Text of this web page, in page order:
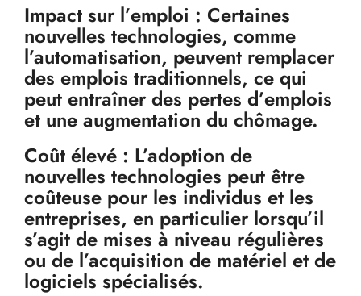
Impact sur l’emploi : Certaines
nouvelles technologies, comme
l’automatisation, peuvent remplacer
des emplois traditionnels, ce qui
peut entraîner des pertes d’emplois
et une augmentation du chômage.
Coût élevé : L’adoption de
nouvelles technologies peut être
coûteuse pour les individus et les
entreprises, en particulier lorsqu’il
s’agit de mises à niveau régulières
ou de l’acquisition de matériel et de
logiciels spécialisés.